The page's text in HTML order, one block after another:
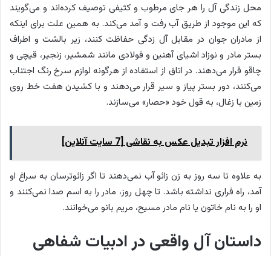
محل زندگی آل را هر جای مرطوب و کثیفی توصیف کرده‌اند و می‌گویند
که این موجود از طریق آب رفت و آمد می‌کند. به همین علت برای اینکه
از مادران جوان در مقابل آل زدگی حفاظت کنند، زیر بالشت و اطراف
بستر مادر و نوزاد اشیای آهنین و فولادی مانند شمشیر، زنجیر، قیچی و
چاقو قرار می‌دهند. در اتاق از استفاده از هرگونه لوازم سرخ رنگ اجتناب
می‌کنند، دور بستر پیاز و سیر قرار می‌دهند و با کشیدن هفت خط روی
زمین با زغال، به قول خود «حصار» می‌سازند.
نرم افزار تبدیل عکس به نقاشی [7 سایت آنلاین]
به علاوه تا سه روز به زن زائو آب نمی‌دهند تا اگر زائوترسان به سراغ او
آمد، راه فراری نداشته باشد. تا چهل روز، مادر را به اسم صدا نمی‌کنند و
او را به نام خاتون یا نام مادر مسیح، مریم بانو می‌خوانند.
داستان آل واقعی در ادبیات شفاهی